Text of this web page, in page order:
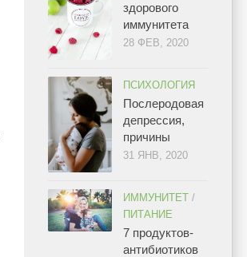
здорового
иммунитета
28 ФЕВ, 2020
ПСИХОЛОГИЯ
Послеродовая
депрессия,
причины
31 ЯНВ, 2020
ИММУНИТЕТ /
ПИТАНИЕ
7 продуктов-
антибиотиков